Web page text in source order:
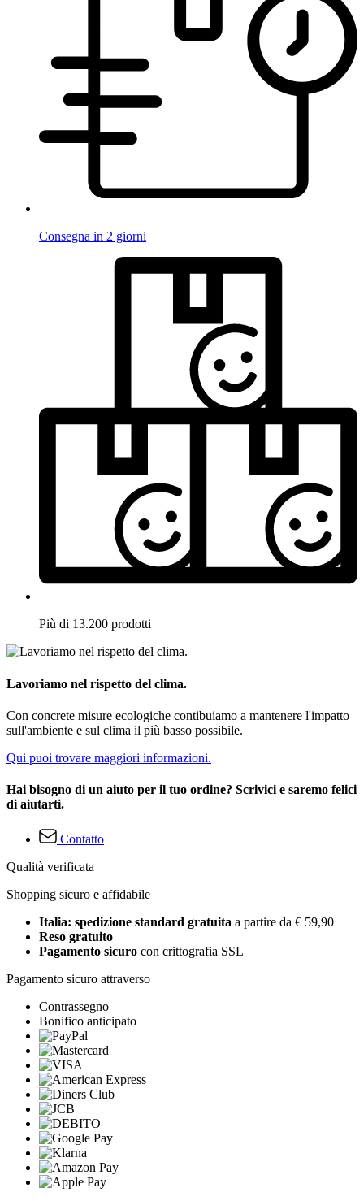
Consegna in 2 giorni
Più di 13.200 prodotti
Lavoriamo nel rispetto del clima.
Con concrete misure ecologiche contibuiamo a mantenere l'impatto
sull'ambiente e sul clima il più basso possibile.
Qui puoi trovare maggiori informazioni.
Hai bisogno di un aiuto per il tuo ordine? Scrivici e saremo felici
di aiutarti.
Contatto
Qualità verificata
Shopping sicuro e affidabile
Italia: spedizione standard gratuita a partire da € 59,90
Reso gratuito
Pagamento sicuro con crittografia SSL
Pagamento sicuro attraverso
Contrassegno
Bonifico anticipato